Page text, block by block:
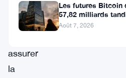
directrices
visent
assurer
la
Les futures Bitcoin
57,82 milliards
huit fois
Août 7, 2026